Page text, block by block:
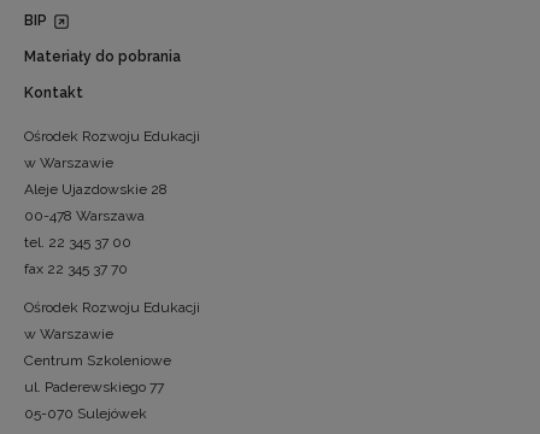
BIP
Materiały do pobrania
Kontakt
Ośrodek Rozwoju Edukacji
w Warszawie
Aleje Ujazdowskie 28
00-478 Warszawa
tel. 22 345 37 00
fax 22 345 37 70
Ośrodek Rozwoju Edukacji
w Warszawie
Centrum Szkoleniowe
ul. Paderewskiego 77
05-070 Sulejówek